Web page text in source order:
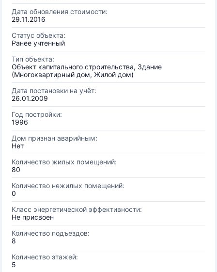
Дата обновления стоимости:
29.11.2016
Статус объекта:
Ранее учтенный
Тип объекта:
Объект капитального строительства, Здание
(Многоквартирный дом, Жилой дом)
Дата постановки на учёт:
26.01.2009
Год постройки:
1996
Дом признан аварийным:
Нет
Количество жилых помещений:
80
Количество нежилых помещений:
0
Класс энергетической эффективности:
Не присвоен
Количество подъездов:
8
Количество этажей:
5